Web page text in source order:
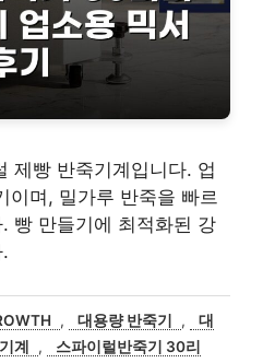
제빵 반죽기계입니다. 업
이며, 밀가루 반죽을 빠르
빵 만들기에 최적화된 강
, 대용량 반죽기 ,
대
계 ,
스파이럴반죽기 30리